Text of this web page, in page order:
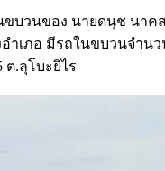
บวนของ นายดนุช นาค
เภอ มีรถในขบวนจำน
.ลุโบะยิไร